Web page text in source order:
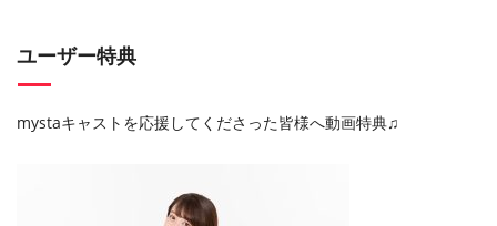
ユーザー特典
mystaキャストを応援してくださった皆様へ動画特典♫